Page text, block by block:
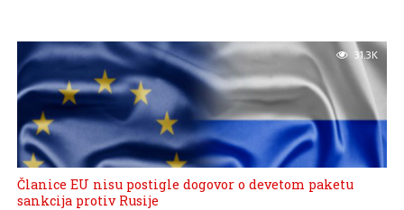
31.3K
Članice EU nisu postigle dogovor o devetom paketu
sankcija protiv Rusije